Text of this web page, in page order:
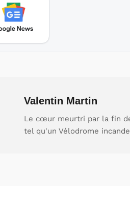
Valentin Martin
Le cœur meurtri par la fin
tel qu'un Vélodrome